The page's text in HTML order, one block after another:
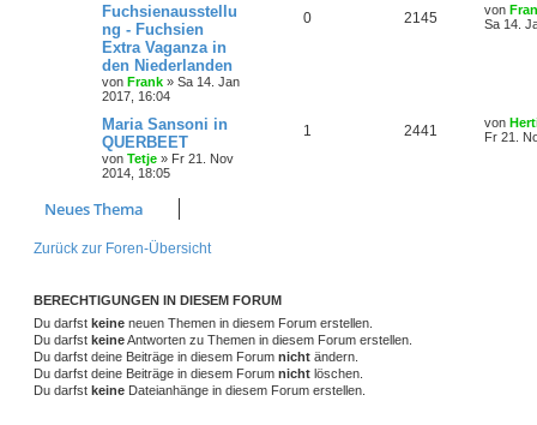
Fuchsienausstellu
ng - Fuchsien
Extra Vaganza in
den Niederlanden
von Frank » Sa 14. Jan
2017, 16:04
0 2145 von
Sa 14.
Maria Sansoni in
QUERBEET
von Tetje » Fr 21. Nov
2014, 18:05
1 2441 von
Fr 21.
Neues Thema
Zurück zur Foren-Übersicht
BERECHTIGUNGEN IN DIESEM FORUM
Du darfst keine neuen Themen in diesem Forum erstellen.
Du darfst keineAntworten zu Themen in diesem Forum erstellen.
Du darfst deine Beiträge in diesem Forum nicht ändern.
Du darfst deine Beiträge in diesem Forum nicht löschen.
Du darfst keine Dateianhänge in diesem Forum erstellen.